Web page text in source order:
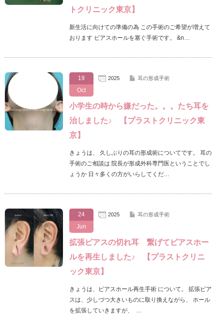
トクリニック東京】
新生活に向けての準備の為 この手術のご希望が増えて
おります ピアスホールを塞ぐ手術です。 &n…
19
Oct
2025 耳の形成手術
小学生の時から嫌だった。。。たち耳を
治しました♪ 【プラストクリニック東
京】
きょうは、 久しぶりの耳の形成術についてです。 耳の
手術のご相談は 院長が形成外科専門医ということでし
ょうか 日々多くの方がいらしてくだ…
24
Jun
2025 耳の形成手術
拡張ピアスの切れ耳 繋げてピアスホー
ルを再生しました♪ 【プラストクリニ
ック東京】
きょうは、ピアスホール再生手術 について。 拡張ピア
スは、少しづつ大きいものに取り換えながら、 ホール
を拡張していきますが、 …